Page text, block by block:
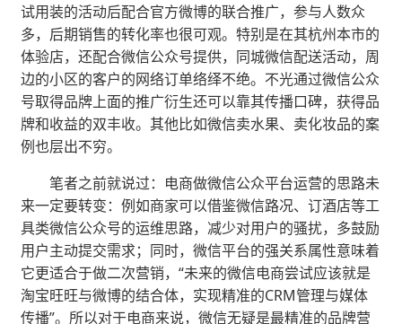
试用装的活动后配合官方微博的联合推广，参与人数众
多，后期销售的转化率也很可观。特别是在其杭州本市的
体验店，还配合微信公众号提供，同城微信配送活动，周
边的小区的客户的网络订单络绎不绝。不光通过微信公众
号取得品牌上面的推广衍生还可以靠其传播口碑，获得品
牌和收益的双丰收。其他比如微信卖水果、卖化妆品的案
例也层出不穷。
笔者之前就说过：电商做微信公众平台运营的思路未
来一定要转变：例如商家可以借鉴微信路况、订酒店等工
具类微信公众号的运维思路，减少对用户的骚扰，多鼓励
用户主动提交需求；同时，微信平台的强关系属性意味着
它更适合于做二次营销，“未来的微信电商尝试应该就是
淘宝旺旺与微博的结合体，实现精准的CRM管理与媒体
传播”。所以对于电商来说，微信无疑是最精准的品牌营